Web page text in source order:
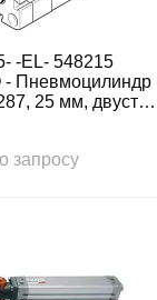
-EL- 548215
- Пневмоцилиндр
25 мм, двуст.
запросу